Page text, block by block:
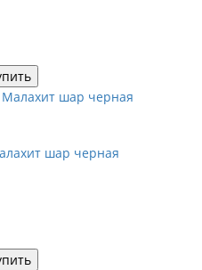
шар черная